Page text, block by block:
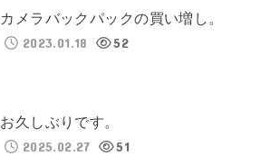
カメラバックパックの買い増し。
2023.01.18
52
お久しぶりです。
2025.02.27
51